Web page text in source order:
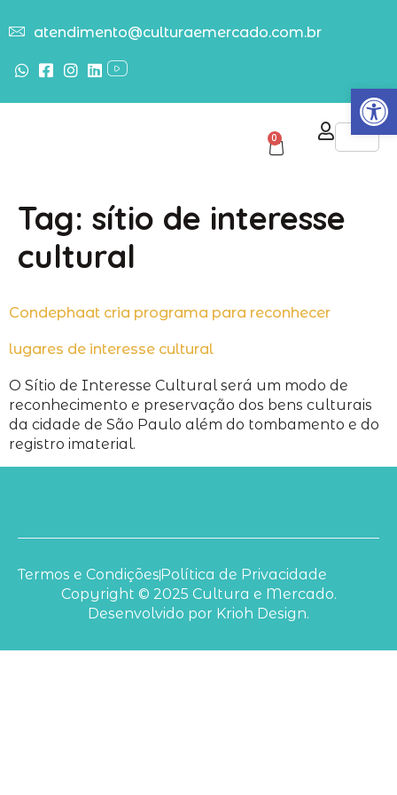
Abrir
atendimento@culturaemercado.com.br
0
Tag: sítio de interesse
cultural
Condephaat cria programa para reconhecer
lugares de interesse cultural
O Sítio de Interesse Cultural será um modo de
reconhecimento e preservação dos bens culturais
da cidade de São Paulo além do tombamento e do
registro imaterial.
Copyright © 2025 Cultura e Mercado.
Desenvolvido por Krioh Design.
Termos e Condições Política de Privacidade